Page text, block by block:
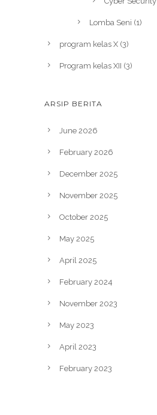
Lomba Seni (1)
program kelas X (3)
Program kelas XII (3)
ARSIP BERITA
June 2026
February 2026
December 2025
November 2025
October 2025
May 2025
April 2025
February 2024
November 2023
May 2023
April 2023
February 2023